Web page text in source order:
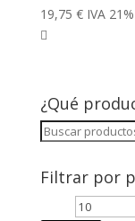
19,75 € IVA
¿Qué
Buscar
Filtrar por
Precio